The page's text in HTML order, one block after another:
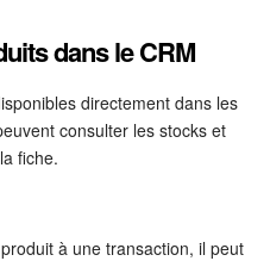
dans le CRM
directement dans les
consulter les stocks et
fiche.
à une transaction, il peut